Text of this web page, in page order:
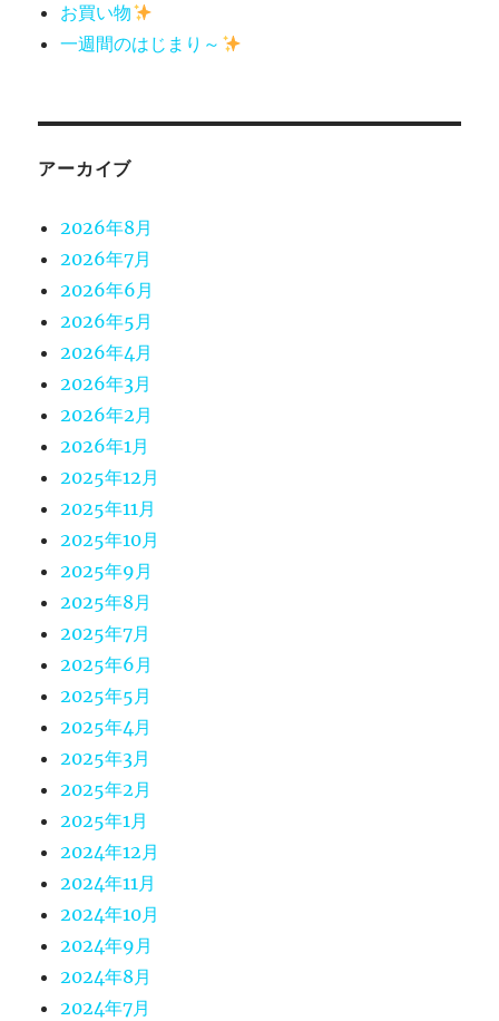
お買い物
一週間のはじまり～
アーカイブ
2026年8月
2026年7月
2026年6月
2026年5月
2026年4月
2026年3月
2026年2月
2026年1月
2025年12月
2025年11月
2025年10月
2025年9月
2025年8月
2025年7月
2025年6月
2025年5月
2025年4月
2025年3月
2025年2月
2025年1月
2024年12月
2024年11月
2024年10月
2024年9月
2024年8月
2024年7月